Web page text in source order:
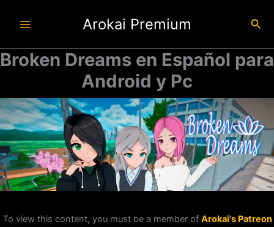
Arokai Premium
Broken Dreams en Español para
Android y Pc
To view this content, you must be a member of Arokai's Patreon